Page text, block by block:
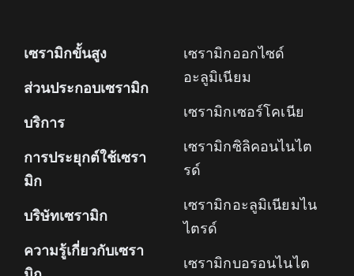
เซรามิกขั้นสูง
ส่วนประกอบเซรามิก
บริการ
การประยุกต์ใช้เซรา
มิก
บริษัทเซรามิก
ความรู้เกี่ยวกับเซรา
เซรามิกออกไซด์
อะลูมิเนียม
เซรามิกเซอร์โคเนีย
เซรามิกซิลิคอนไนไต
รด์
เซรามิกอะลูมิเนียมไน
ไตรด์
เซรามิกบอรอนไนไต